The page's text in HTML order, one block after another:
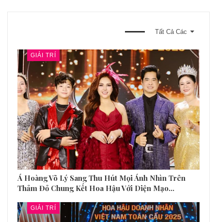
Tất Cả Các
GIẢI TRÍ
Á Hoàng Võ Lý Sang Thu Hút Mọi Ánh Nhìn Trên
Thảm Đỏ Chung Kết Hoa Hậu Với Diện Mạo…
GIẢI TRÍ